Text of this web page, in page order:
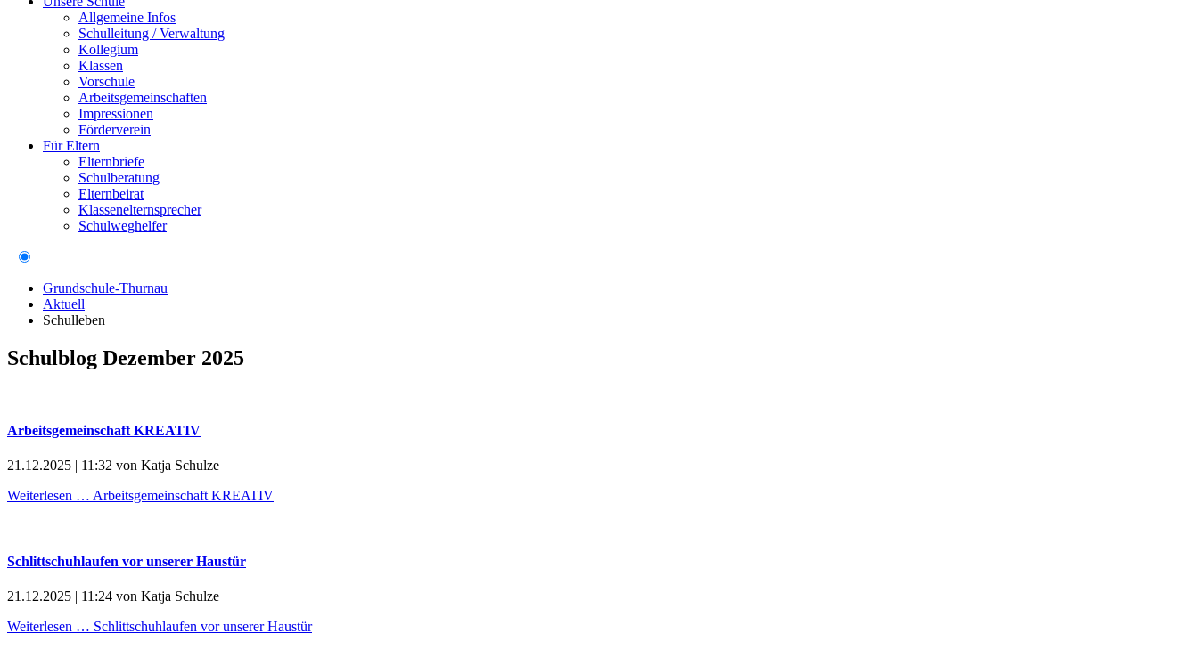
Allgemeine Infos
Schulleitung / Verwaltung
Kollegium
Klassen
Vorschule
Arbeitsgemeinschaften
Impressionen
Förderverein
Für Eltern
Elternbriefe
Schulberatung
Elternbeirat
Klassenelternsprecher
Schulweghelfer
Grundschule-Thurnau
Aktuell
Schulleben
Schulblog Dezember 2025
Arbeitsgemeinschaft KREATIV
21.12.2025 | 11:32 von Katja Schulze
Weiterlesen … Arbeitsgemeinschaft KREATIV
Schlittschuhlaufen vor unserer Haustür
21.12.2025 | 11:24 von Katja Schulze
Weiterlesen … Schlittschuhlaufen vor unserer Haustür